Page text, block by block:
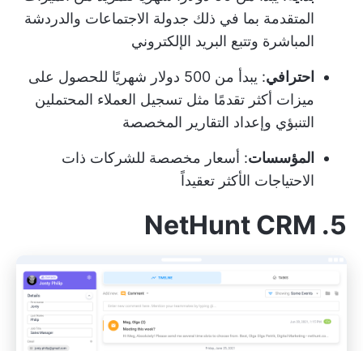
المتقدمة بما في ذلك جدولة الاجتماعات والدردشة
المباشرة وتتبع البريد الإلكتروني
احترافي
: يبدأ من 500 دولار شهريًا للحصول على
ميزات أكثر تقدمًا مثل تسجيل العملاء المحتملين
التنبؤي وإعداد التقارير المخصصة
المؤسسات: أسعار مخصصة للشركات ذات
الاحتياجات الأكثر تعقيداً
5. NetHunt CRM